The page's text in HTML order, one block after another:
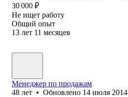
30 000 ₽
Не ищет работу
Общий опыт
13 лет 11 месяцев
Менеджер по продажам
48 лет • Обновлено 14 июля 2014